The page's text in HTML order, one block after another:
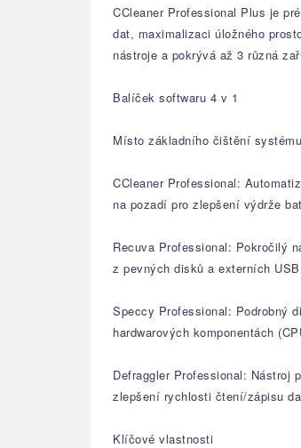
CCleaner Professional Plus je
dat, maximalizaci úložného
nástroje a pokrývá až 3 různá
Balíček softwaru 4 v 1
Místo základního čištění
CCleaner Professional:
na pozadí pro zlepšení výdrže
Recuva Professional: Pokročilý
z pevných disků a externích
Speccy Professional: Podrobný
hardwarových komponentách
Defraggler Professional: Nástroj
zlepšení rychlosti čtení/zápisu
Klíčové vlastnosti